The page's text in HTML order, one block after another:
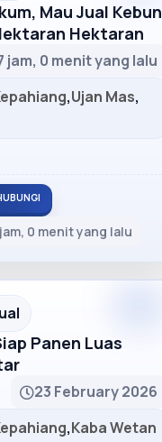
Mau Jual Kebun
Hektaran
jam, 0 menit yang lalu
,Ujan Mas,
0 menit yang lalu
Panen Luas
23 February 2026
,Kaba Wetan